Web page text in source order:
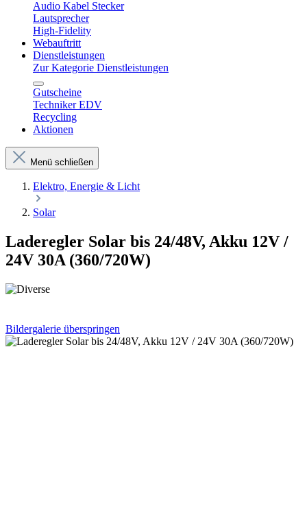
Audio Kabel Stecker
Lautsprecher
High-Fidelity
Webauftritt
Dienstleistungen
Zur Kategorie Dienstleistungen
Gutscheine
Techniker EDV
Recycling
Aktionen
Menü schließen
Elektro, Energie & Licht
Solar
Laderegler Solar bis 24/48V, Akku 12V /
24V 30A (360/720W)
Bildergalerie überspringen